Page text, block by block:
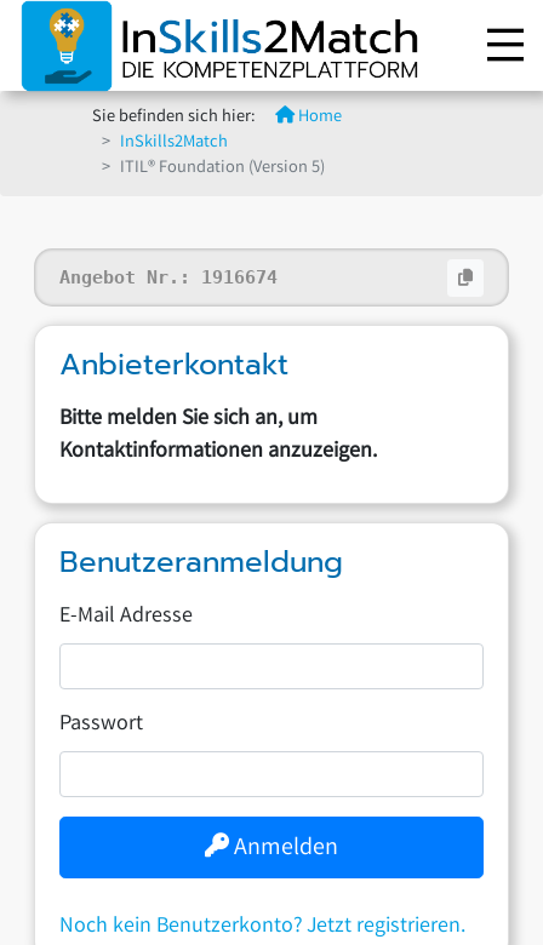
Sie befinden sich hier:
Home
InSkills2Match
ITIL® Foundation (Version 5)
Angebot Nr.: 1916674
Anbieterkontakt
Bitte melden Sie sich an, um
Kontaktinformationen anzuzeigen.
Benutzeranmeldung
E-Mail Adresse
Passwort
Anmelden
Noch kein Benutzerkonto? Jetzt registrieren.